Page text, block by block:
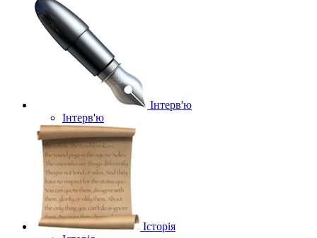
Інтерв'ю
Інтерв'ю
Історія